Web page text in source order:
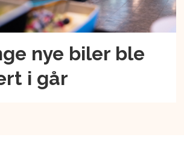
nye biler ble
i går